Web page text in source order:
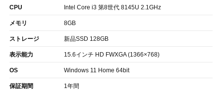
CPU Intel Core i3 第8世代 8145U 2.1GHz
メモリ 8GB
ストレージ 新品SSD 128GB
表示能力 15.6インチ HD FWXGA (1366×768)
OS Windows 11 Home 64bit
保証期間 1年間